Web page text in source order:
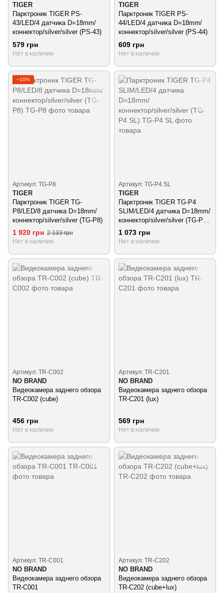
TIGER
Парктроник TIGER PS-
43/LED/4 датчика D=18mm/
коннектор/silver/silver (PS-43)
579 грн
Нет в наличии
TIGER
Парктроник TIGER PS-
44/LED/4 датчика D=18mm/
коннектор/silver/silver (PS-44)
609 грн
Нет в наличии
−10%
Артикул: TG-P8
TIGER
Парктроник TIGER TG-
P8/LED/8 датчика D=18mm/
коннектор/silver/silver (TG-P8)
1 920 грн 2 133 грн
Нет в наличии
Артикул: TG-P4 SL
TIGER
Парктроник TIGER TG-P4
SLIM/LED/4 датчика D=18mm/
коннектор/silver/silver (TG-P4
SL)
1 073 грн
Нет в наличии
Артикул: TR-C002
NO BRAND
Видеокамера заднего обзора
TR-C002 (cube)
456 грн
Нет в наличии
Артикул: TR-C201
NO BRAND
Видеокамера заднего обзора
TR-C201 (lux)
569 грн
Нет в наличии
Артикул: TR-C001
NO BRAND
Видеокамера заднего обзора
TR-C001
Артикул: TR-C202
NO BRAND
Видеокамера заднего обзора
TR-C202 (cube+lux)